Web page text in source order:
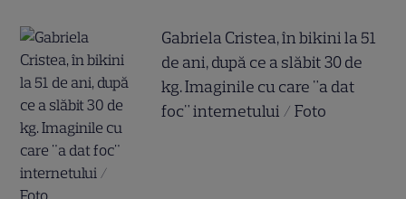
Gabriela Cristea, în bikini la 51
de ani, după ce a slăbit 30 de
kg. Imaginile cu care "a dat
foc" internetului / Foto